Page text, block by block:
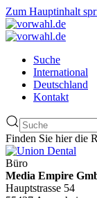
Zum Hauptinhalt
Suche
International
Deutschland
Kontakt
Finden Sie hier die
Büro
Media Empire
Hauptstrasse 54